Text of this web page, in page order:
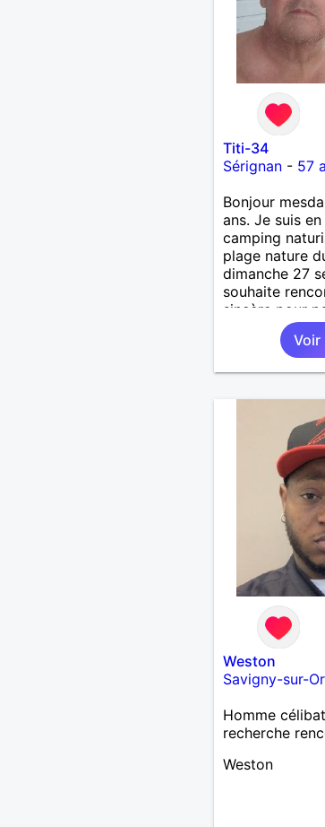
Titi-34
Sérignan- 57
Bonjour
ans. Je suis
camping
plage nature
dimanche 27
souhaite
sincère pour
moments.
avec moi au
de vous lire
Voir
Weston
Savigny-sur-
Homme
recherche
Weston